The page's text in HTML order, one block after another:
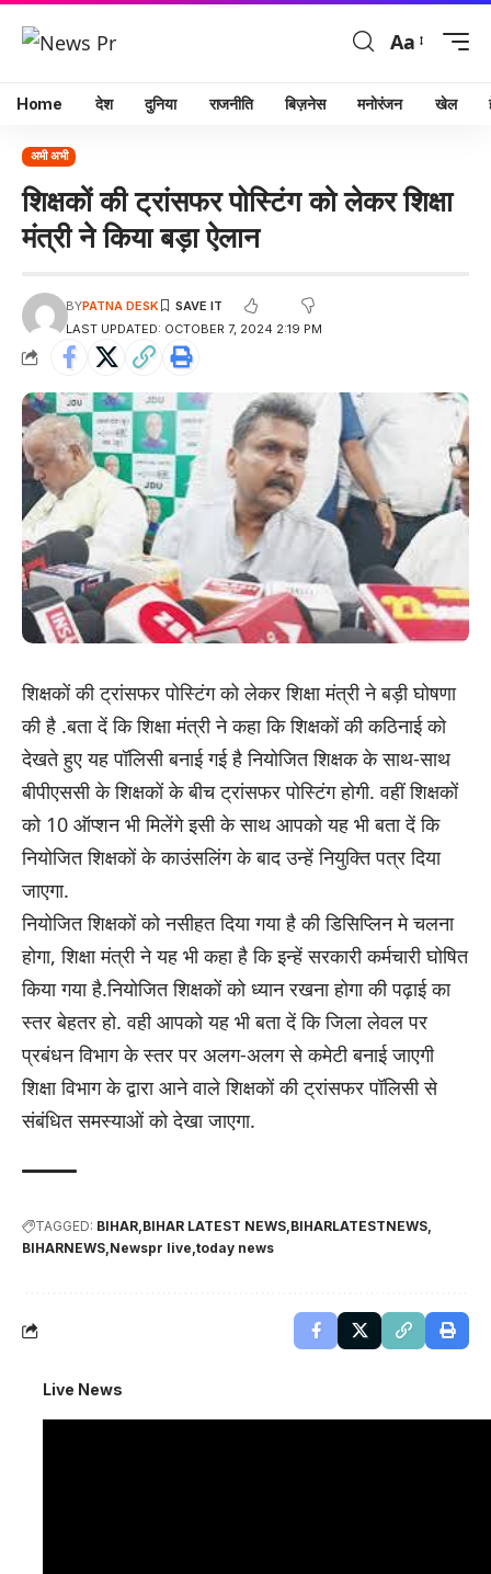
Aa
Home देश दुनिया राजनीति बिज़नेस मनोरंजन खेल
अभी अभी
शिक्षकों की ट्रांसफर पोस्टिंग को लेकर शिक्षा
मंत्री ने किया बड़ा ऐलान
LAST UPDATED: OCTOBER 7, 2024 2:19 PM
BYPATNA DESK
शिक्षकों की ट्रांसफर पोस्टिंग को लेकर शिक्षा मंत्री ने बड़ी घोषणा
की है .बता दें कि शिक्षा मंत्री ने कहा कि शिक्षकों की कठिनाई को
देखते हुए यह पॉलिसी बनाई गई है नियोजित शिक्षक के साथ-साथ
बीपीएससी के शिक्षकों के बीच ट्रांसफर पोस्टिंग होगी. वहीं शिक्षकों
को 10 ऑप्शन भी मिलेंगे इसी के साथ आपको यह भी बता दें कि
नियोजित शिक्षकों के काउंसलिंग के बाद उन्हें नियुक्ति पत्र दिया
जाएगा.
नियोजित शिक्षकों को नसीहत दिया गया है की डिसिप्लिन मे चलना
होगा, शिक्षा मंत्री ने यह भी कहा है कि इन्हें सरकारी कर्मचारी घोषित
किया गया है.नियोजित शिक्षकों को ध्यान रखना होगा की पढ़ाई का
स्तर बेहतर हो. वही आपको यह भी बता दें कि जिला लेवल पर
प्रबंधन विभाग के स्तर पर अलग-अलग से कमेटी बनाई जाएगी
शिक्षा विभाग के द्वारा आने वाले शिक्षकों की ट्रांसफर पॉलिसी से
संबंधित समस्याओं को देखा जाएगा.
TAGGED: BIHAR BIHAR LATEST NEWS BIHARLATESTNEWS
BIHARNEWS Newspr live today news
Live News